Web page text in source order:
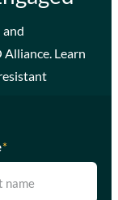
and
Learn
*